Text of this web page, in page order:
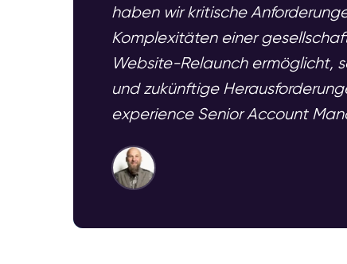
haben wir kritische
Komplexitäten einer
Website-Relaunch ermöglicht,
und zukünftige
experience Senior Account